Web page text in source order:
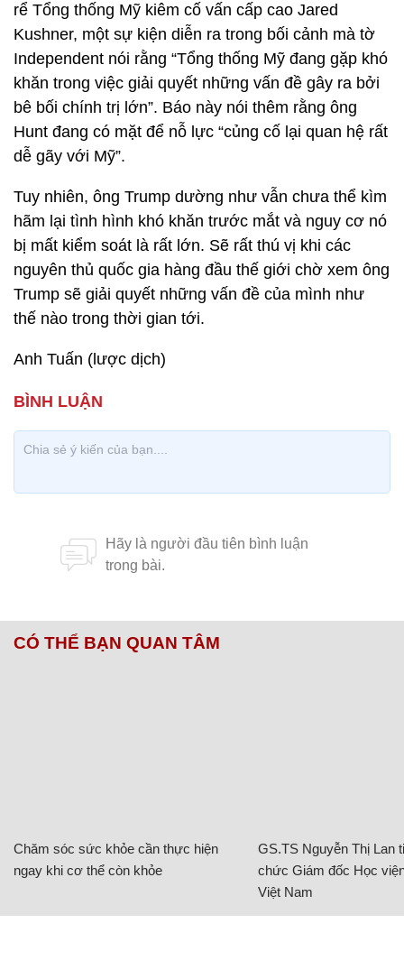
rể Tổng thống Mỹ kiêm cố vấn cấp cao Jared
Kushner, một sự kiện diễn ra trong bối cảnh mà tờ
Independent nói rằng “Tổng thống Mỹ đang gặp khó
khăn trong việc giải quyết những vấn đề gây ra bởi
bê bối chính trị lớn”. Báo này nói thêm rằng ông
Hunt đang có mặt để nỗ lực “củng cố lại quan hệ rất
dễ gãy với Mỹ”.
Tuy nhiên, ông Trump dường như vẫn chưa thể kìm
hãm lại tình hình khó khăn trước mắt và nguy cơ nó
bị mất kiểm soát là rất lớn. Sẽ rất thú vị khi các
nguyên thủ quốc gia hàng đầu thế giới chờ xem ông
Trump sẽ giải quyết những vấn đề của mình như
thế nào trong thời gian tới.
Anh Tuấn (lược dịch)
CÓ THỂ BẠN QUAN TÂM
Chăm sóc sức khỏe cần thực hiện
ngay khi cơ thể còn khỏe
GS.TS Nguyễn Thị Lan
chức Giám đốc Học
Việt Nam